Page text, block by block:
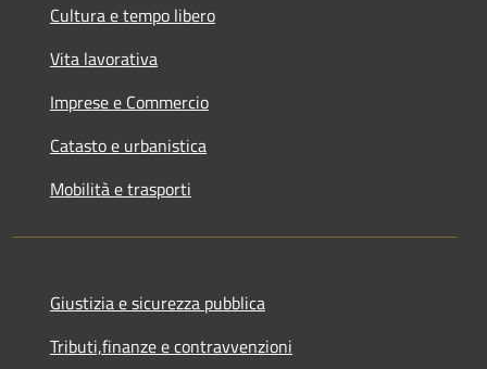
Cultura e tempo libero
Vita lavorativa
Imprese e Commercio
Catasto e urbanistica
Mobilità e trasporti
Giustizia e sicurezza pubblica
Tributi,finanze e contravvenzioni